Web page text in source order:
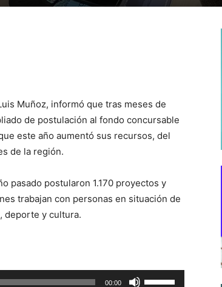
Muñoz, informó que tras meses de
de postulación al fondo concursable
este año aumentó sus recursos, del
de la región.
pasado postularon 1.170 proyectos y
trabajan con personas en situación de
deporte y cultura.
00:00